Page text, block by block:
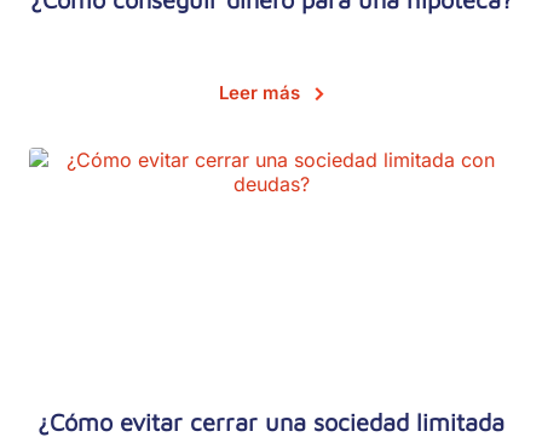
Leer más
¿Cómo evitar cerrar una sociedad limitada